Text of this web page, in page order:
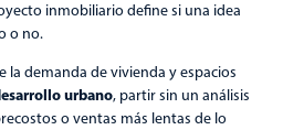
inmobiliario define si una idea
o no.
la demanda de vivienda y espacios
urbano, partir sin un análisis
o ventas más lentas de lo